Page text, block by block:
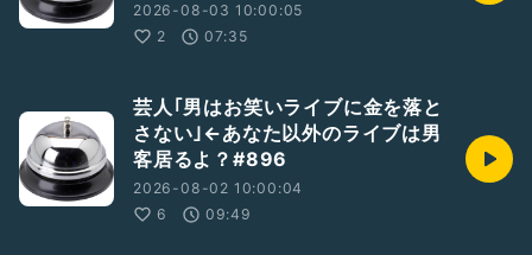
2026-08-03 10:00:05
2
07:35
芸人｢男はお笑いライブに金を落と
さない｣←あなた以外のライブは男
客居るよ？#896
2026-08-02 10:00:04
6
09:49